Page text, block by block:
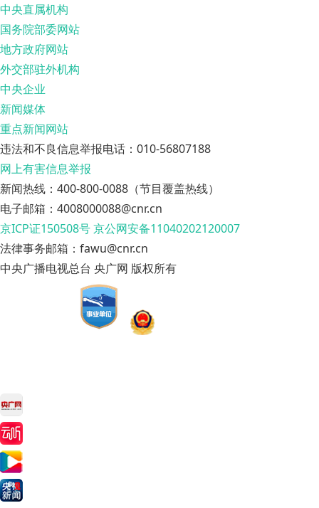
中央直属机构
国务院部委网站
地方政府网站
外交部驻外机构
中央企业
新闻媒体
重点新闻网站
违法和不良信息举报电话：010-56807188
网上有害信息举报
新闻热线：400-800-0088（节目覆盖热线）
电子邮箱：4008000088@cnr.cn
京ICP证150508号京公网安备11040202120007
法律事务邮箱：fawu@cnr.cn
中央广播电视总台 央广网 版权所有